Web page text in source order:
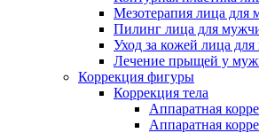
Мезотерапия лица для
Пилинг лица для
Уход за кожей лица
Лечение прыщей у
Коррекция фигуры
Коррекция тела
Аппаратная
Аппаратная